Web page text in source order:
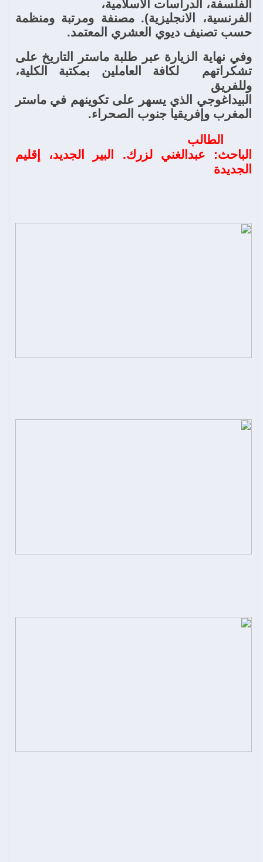
الفلسفة، الدراسات الاسلامية،
الفرنسية، الانجليزية). مصنفة ومرتبة ومنظمة
حسب تصنيف ديوي العشري المعتمد.
وفي نهاية الزيارة عبر طلبة ماستر التاريخ على
تشكراتهم
لكافة العاملين بمكتبة الكلية،
وللفريق
البيداغوجي الذي يسهر على تكوينهم في ماستر
المغرب وإفريقيا جنوب الصحراء.
الطالب
الباحث: عبدالغني لزرك. البير الجديد، إقليم
الجديدة